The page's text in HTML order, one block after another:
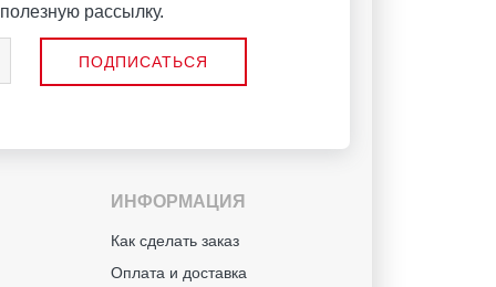
рассылку.
ИНФОРМАЦИЯ
Как сделать заказ
Оплата и доставка